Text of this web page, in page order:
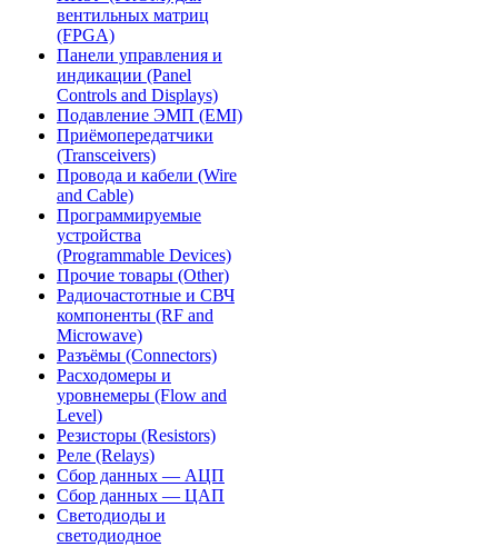
вентильных матриц
(FPGA)
Панели управления и
индикации (Panel
Controls and Displays)
Подавление ЭМП (EMI)
Приёмопередатчики
(Transceivers)
Провода и кабели (Wire
and Cable)
Программируемые
устройства
(Programmable Devices)
Прочие товары (Other)
Радиочастотные и СВЧ
компоненты (RF and
Microwave)
Разъёмы (Connectors)
Расходомеры и
уровнемеры (Flow and
Level)
Резисторы (Resistors)
Реле (Relays)
Сбор данных — АЦП
Сбор данных — ЦАП
Светодиоды и
светодиодное